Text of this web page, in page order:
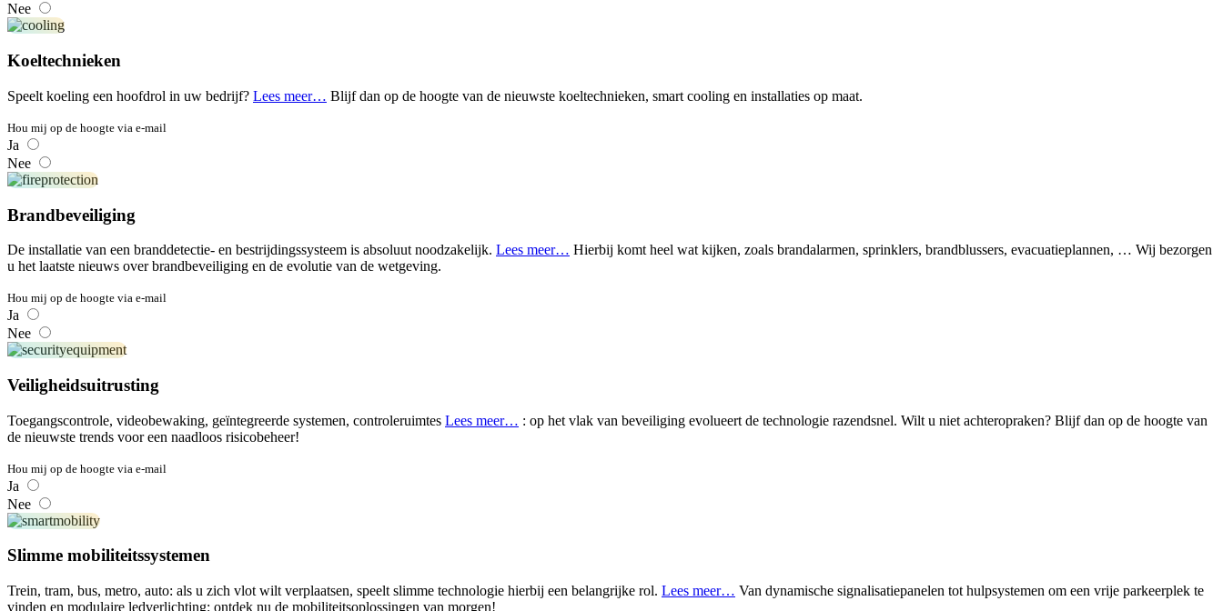
Nee
Koeltechnieken
Speelt koeling een hoofdrol in uw bedrijf? Lees meer… Blijf dan op de hoogte van de nieuwste koeltechnieken, smart cooling en installaties op maat.
Hou mij op de hoogte via e-mail
Ja
Nee
Brandbeveiliging
De installatie van een branddetectie- en bestrijdingssysteem is absoluut noodzakelijk. Lees meer… Hierbij komt heel wat kijken, zoals brandalarmen, sprinklers, brandblussers, evacuatieplannen, … Wij bezorgen
u het laatste nieuws over brandbeveiliging en de evolutie van de wetgeving.
Hou mij op de hoogte via e-mail
Ja
Nee
Veiligheidsuitrusting
Toegangscontrole, videobewaking, geïntegreerde systemen, controleruimtes Lees meer… : op het vlak van beveiliging evolueert de technologie razendsnel. Wilt u niet achteropraken? Blijf dan op de hoogte van
de nieuwste trends voor een naadloos risicobeheer!
Hou mij op de hoogte via e-mail
Ja
Nee
Slimme mobiliteitssystemen
Trein, tram, bus, metro, auto: als u zich vlot wilt verplaatsen, speelt slimme technologie hierbij een belangrijke rol. Lees meer… Van dynamische signalisatiepanelen tot hulpsystemen om een vrije parkeerplek te
vinden en modulaire ledverlichting: ontdek nu de mobiliteitsoplossingen van morgen!